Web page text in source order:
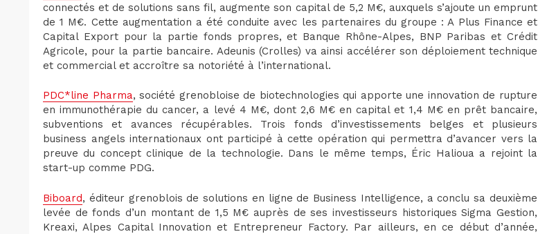
connectés et de solutions sans fil, augmente son capital de 5,2 M€, auxquels s’ajoute un emprunt
de 1 M€. Cette augmentation a été conduite avec les partenaires du groupe : A Plus Finance et
Capital Export pour la partie fonds propres, et Banque Rhône-Alpes, BNP Paribas et Crédit
Agricole, pour la partie bancaire. Adeunis (Crolles) va ainsi accélérer son déploiement technique
et commercial et accroître sa notoriété à l’international.
PDC*line Pharma, société grenobloise de biotechnologies qui apporte une innovation de rupture
en immunothérapie du cancer, a levé 4 M€, dont 2,6 M€ en capital et 1,4 M€ en prêt bancaire,
subventions et avances récupérables. Trois fonds d’investissements belges et plusieurs
business angels internationaux ont participé à cette opération qui permettra d’avancer vers la
preuve du concept clinique de la technologie. Dans le même temps, Éric Halioua a rejoint la
start-up comme PDG.
Biboard, éditeur grenoblois de solutions en ligne de Business Intelligence, a conclu sa deuxième
levée de fonds d’un montant de 1,5 M€ auprès de ses investisseurs historiques Sigma Gestion,
Kreaxi, Alpes Capital Innovation et Entrepreneur Factory. Par ailleurs, en ce début d’année,